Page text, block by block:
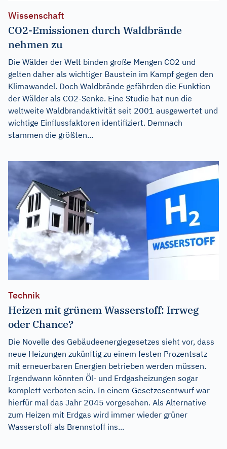
Wissenschaft
CO2-Emissionen durch Waldbrände
nehmen zu
Die Wälder der Welt binden große Mengen CO2 und
gelten daher als wichtiger Baustein im Kampf gegen den
Klimawandel. Doch Waldbrände gefährden die Funktion
der Wälder als CO2-Senke. Eine Studie hat nun die
weltweite Waldbrandaktivität seit 2001 ausgewertet und
wichtige Einflussfaktoren identifiziert. Demnach
stammen die größten...
Technik
Heizen mit grünem Wasserstoff: Irrweg
oder Chance?
Die Novelle des Gebäudeenergiegesetzes sieht vor, dass
neue Heizungen zukünftig zu einem festen Prozentsatz
mit erneuerbaren Energien betrieben werden müssen.
Irgendwann könnten Öl- und Erdgasheizungen sogar
komplett verboten sein. In einem Gesetzesentwurf war
hierfür mal das Jahr 2045 vorgesehen. Als Alternative
zum Heizen mit Erdgas wird immer wieder grüner
Wasserstoff als Brennstoff ins...